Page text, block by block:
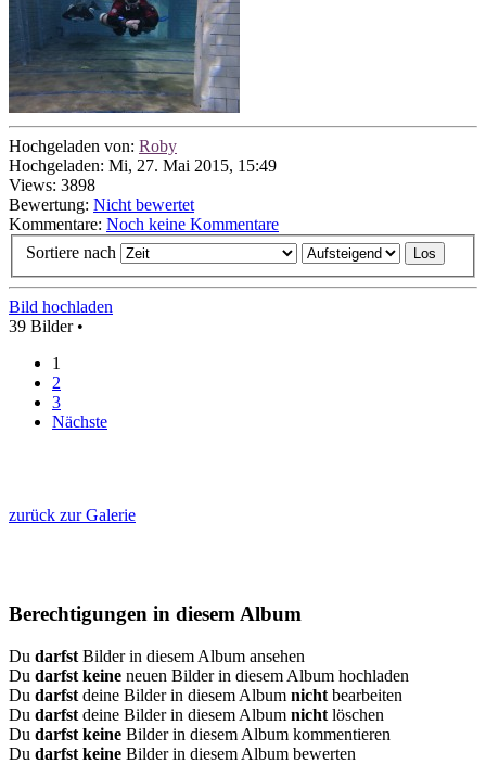
Hochgeladen von: Roby
Hochgeladen: Mi, 27. Mai 2015, 15:49
Views: 3898
Bewertung: Nicht bewertet
Kommentare: Noch keine Kommentare
Sortiere nach
Bild hochladen
39 Bilder •
1
2
3
Nächste
zurück zur Galerie
Berechtigungen in diesem Album
Du darfst Bilder in diesem Album ansehen
Du darfst keine neuen Bilder in diesem Album hochladen
Du darfst deine Bilder in diesem Album nicht bearbeiten
Du darfst deine Bilder in diesem Album nicht löschen
Du darfst keine Bilder in diesem Album kommentieren
Du darfst keine Bilder in diesem Album bewerten